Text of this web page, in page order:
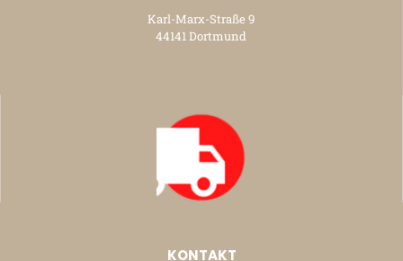
Karl-Marx-Straße 9
44141 Dortmund
KONTAKT